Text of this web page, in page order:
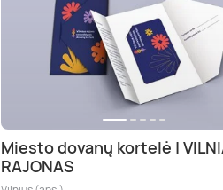
Miesto dovanų kortelė |
RAJONAS